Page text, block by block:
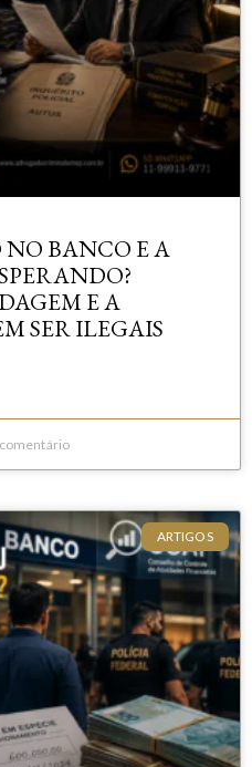
BANCO E A
E A
SER ILEGAIS
ARTIGOS